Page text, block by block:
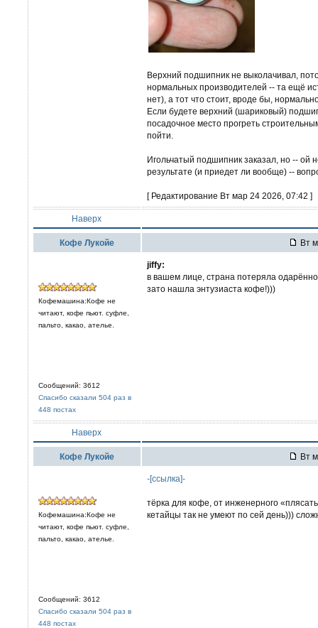
Верхний подшипник не выколачивал,
нормальных производителей -- та ещё
нет), а тот что стоит, вроде бы,
Если будете верхний (шариковый)
посадочное место прогреть
пойти.
Игольчатый подшипник заказал, но -- ой
результате (и приедет ли вообще) --
[ Редактирование Вт мар 24 2026, 07:42 ]
Наверх
Кофе Лукойе Вт
Кофемашина:Кофе не
читают, кофе пьют. суфле,
пальто, какао, ателье.
Сообщений: 3612
Спасибо сказали 504 раз в
448 постах
jiffy:
в вашем лице, страна потеряла
зато нашла энтузиаста кофе!)))
Наверх
Кофе Лукойе Вт
Кофемашина:Кофе не
читают, кофе пьют. суфле,
пальто, какао, ателье.
Сообщений: 3612
Спасибо сказали 504 раз в
448 постах
-[ссылка]-
тёрка для кофе, от инженерного
кетайцы так не умеют по сей день)))